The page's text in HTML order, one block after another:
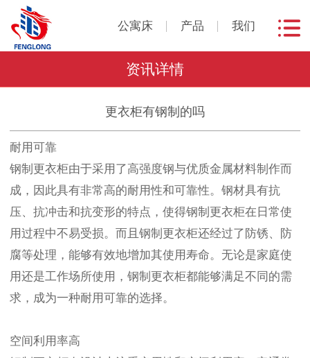
公寓床 产品 我们
资讯详情
更衣柜有钢制的吗
耐用可靠
钢制更衣柜由于采用了高强度钢与优质金属材料制作而
成，因此具有非常高的耐用性和可靠性。钢材具有抗
压、抗冲击和抗变形的特点，使得钢制更衣柜在日常使
用过程中不易受损。而且钢制更衣柜还经过了防锈、防
腐等处理，能够有效地增加其使用寿命。无论是家庭使
用还是工作场所使用，钢制更衣柜都能够满足不同的需
求，成为一种耐用可靠的选择。
空间利用率高